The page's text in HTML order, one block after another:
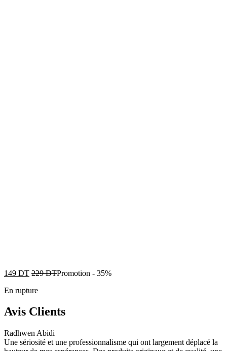
149 DT 229DTPromotion - 35%
En rupture
Avis Clients
Radhwen Abidi
Une sériosité et une professionnalisme qui ont largement déplacé la